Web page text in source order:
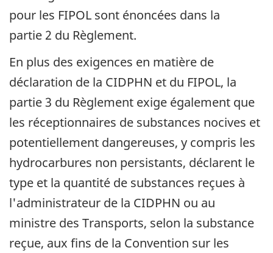
pour les FIPOL sont énoncées dans la
partie 2 du Règlement.
En plus des exigences en matière de
déclaration de la CIDPHN et du FIPOL, la
partie 3 du Règlement exige également que
les réceptionnaires de substances nocives et
potentiellement dangereuses, y compris les
hydrocarbures non persistants, déclarent le
type et la quantité de substances reçues à
l'administrateur de la CIDPHN ou au
ministre des Transports, selon la substance
reçue, aux fins de la Convention sur les